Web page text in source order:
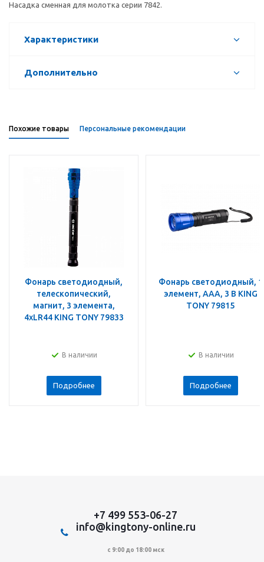
Насадка сменная для молотка серии 7842.
Характеристики
Дополнительно
Похожие товары Персональные рекомендации
Фонарь светодиодный,
телескопический,
магнит, 3 элемента,
4хLR44 KING TONY 79833
В наличии
Подробнее
Фонарь светодиодный, 1
элемент, ААА, 3 В KING
TONY 79815
В наличии
Подробнее
+7 499 553-06-27
info@kingtony-online.ru
с 9:00 до 18:00 мск